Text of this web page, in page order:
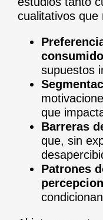
cualitativos que
supuestos
que
Barreras
que, sin
Patrones